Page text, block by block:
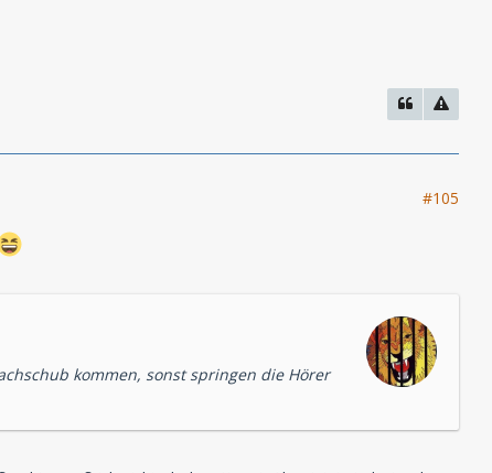
#105
kommen, sonst springen die Hörer